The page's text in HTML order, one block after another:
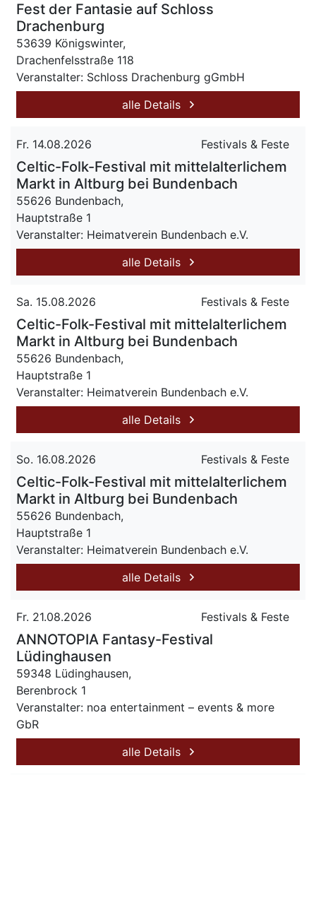
Fest der Fantasie auf Schloss
Drachenburg
53639 Königswinter,
Drachenfelsstraße 118
Veranstalter: Schloss Drachenburg gGmbH
alle Details
Fr. 14.08.2026 Festivals & Feste
Celtic-Folk-Festival mit mittelalterlichem
Markt in Altburg bei Bundenbach
55626 Bundenbach,
Hauptstraße 1
Veranstalter: Heimatverein Bundenbach e.V.
alle Details
Sa. 15.08.2026 Festivals & Feste
Celtic-Folk-Festival mit mittelalterlichem
Markt in Altburg bei Bundenbach
55626 Bundenbach,
Hauptstraße 1
Veranstalter: Heimatverein Bundenbach e.V.
alle Details
So. 16.08.2026 Festivals & Feste
Celtic-Folk-Festival mit mittelalterlichem
Markt in Altburg bei Bundenbach
55626 Bundenbach,
Hauptstraße 1
Veranstalter: Heimatverein Bundenbach e.V.
alle Details
Fr. 21.08.2026 Festivals & Feste
ANNOTOPIA Fantasy-Festival
Lüdinghausen
59348 Lüdinghausen,
Berenbrock 1
Veranstalter: noa entertainment – events & more
GbR
alle Details